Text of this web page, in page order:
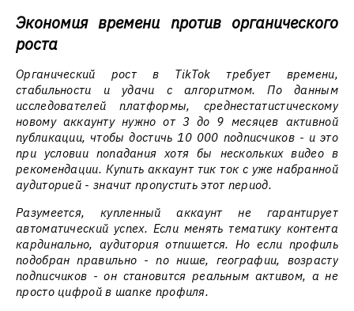
Экономия времени против органического
роста
Органический рост в TikTok требует времени,
стабильности и удачи с алгоритмом. По данным
исследователей платформы, среднестатистическому
новому аккаунту нужно от 3 до 9 месяцев активной
публикации, чтобы достичь 10 000 подписчиков - и это
при условии попадания хотя бы нескольких видео в
рекомендации. Купить аккаунт тик ток с уже набранной
аудиторией - значит пропустить этот период.
Разумеется, купленный аккаунт не гарантирует
автоматический успех. Если менять тематику контента
кардинально, аудитория отпишется. Но если профиль
подобран правильно - по нише, географии, возрасту
подписчиков - он становится реальным активом, а не
просто цифрой в шапке профиля.